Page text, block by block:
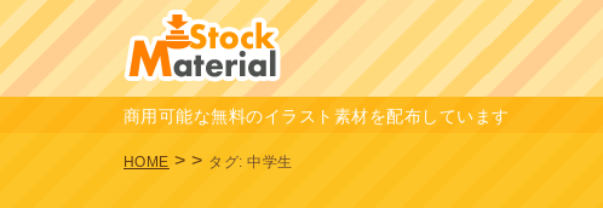
商用可能な無料のイラスト素材を配布しています
HOME >> タグ:中学生